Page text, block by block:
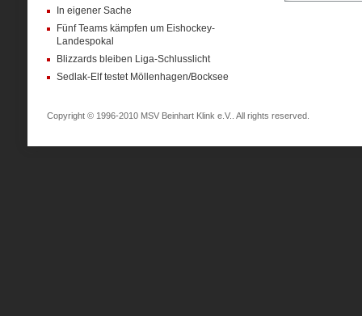
In eigener Sache
Fünf Teams kämpfen um Eishockey-
Landespokal
Blizzards bleiben Liga-Schlusslicht
Sedlak-Elf testet Möllenhagen/Bocksee
Copyright © 1996-2010 MSV Beinhart Klink e.V.. All rights reserved.